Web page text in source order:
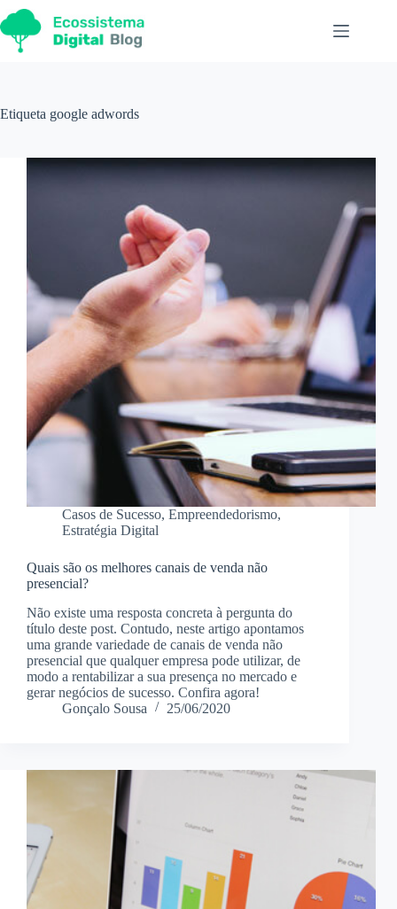
Pular
para
o
conteúdo
Etiqueta google adwords
Casos de Sucesso, Empreendedorismo,
Estratégia Digital
Quais são os melhores canais de venda não
presencial?
Não existe uma resposta concreta à pergunta do
título deste post. Contudo, neste artigo apontamos
uma grande variedade de canais de venda não
presencial que qualquer empresa pode utilizar, de
modo a rentabilizar a sua presença no mercado e
gerar negócios de sucesso. Confira agora!
Gonçalo Sousa
25/06/2020